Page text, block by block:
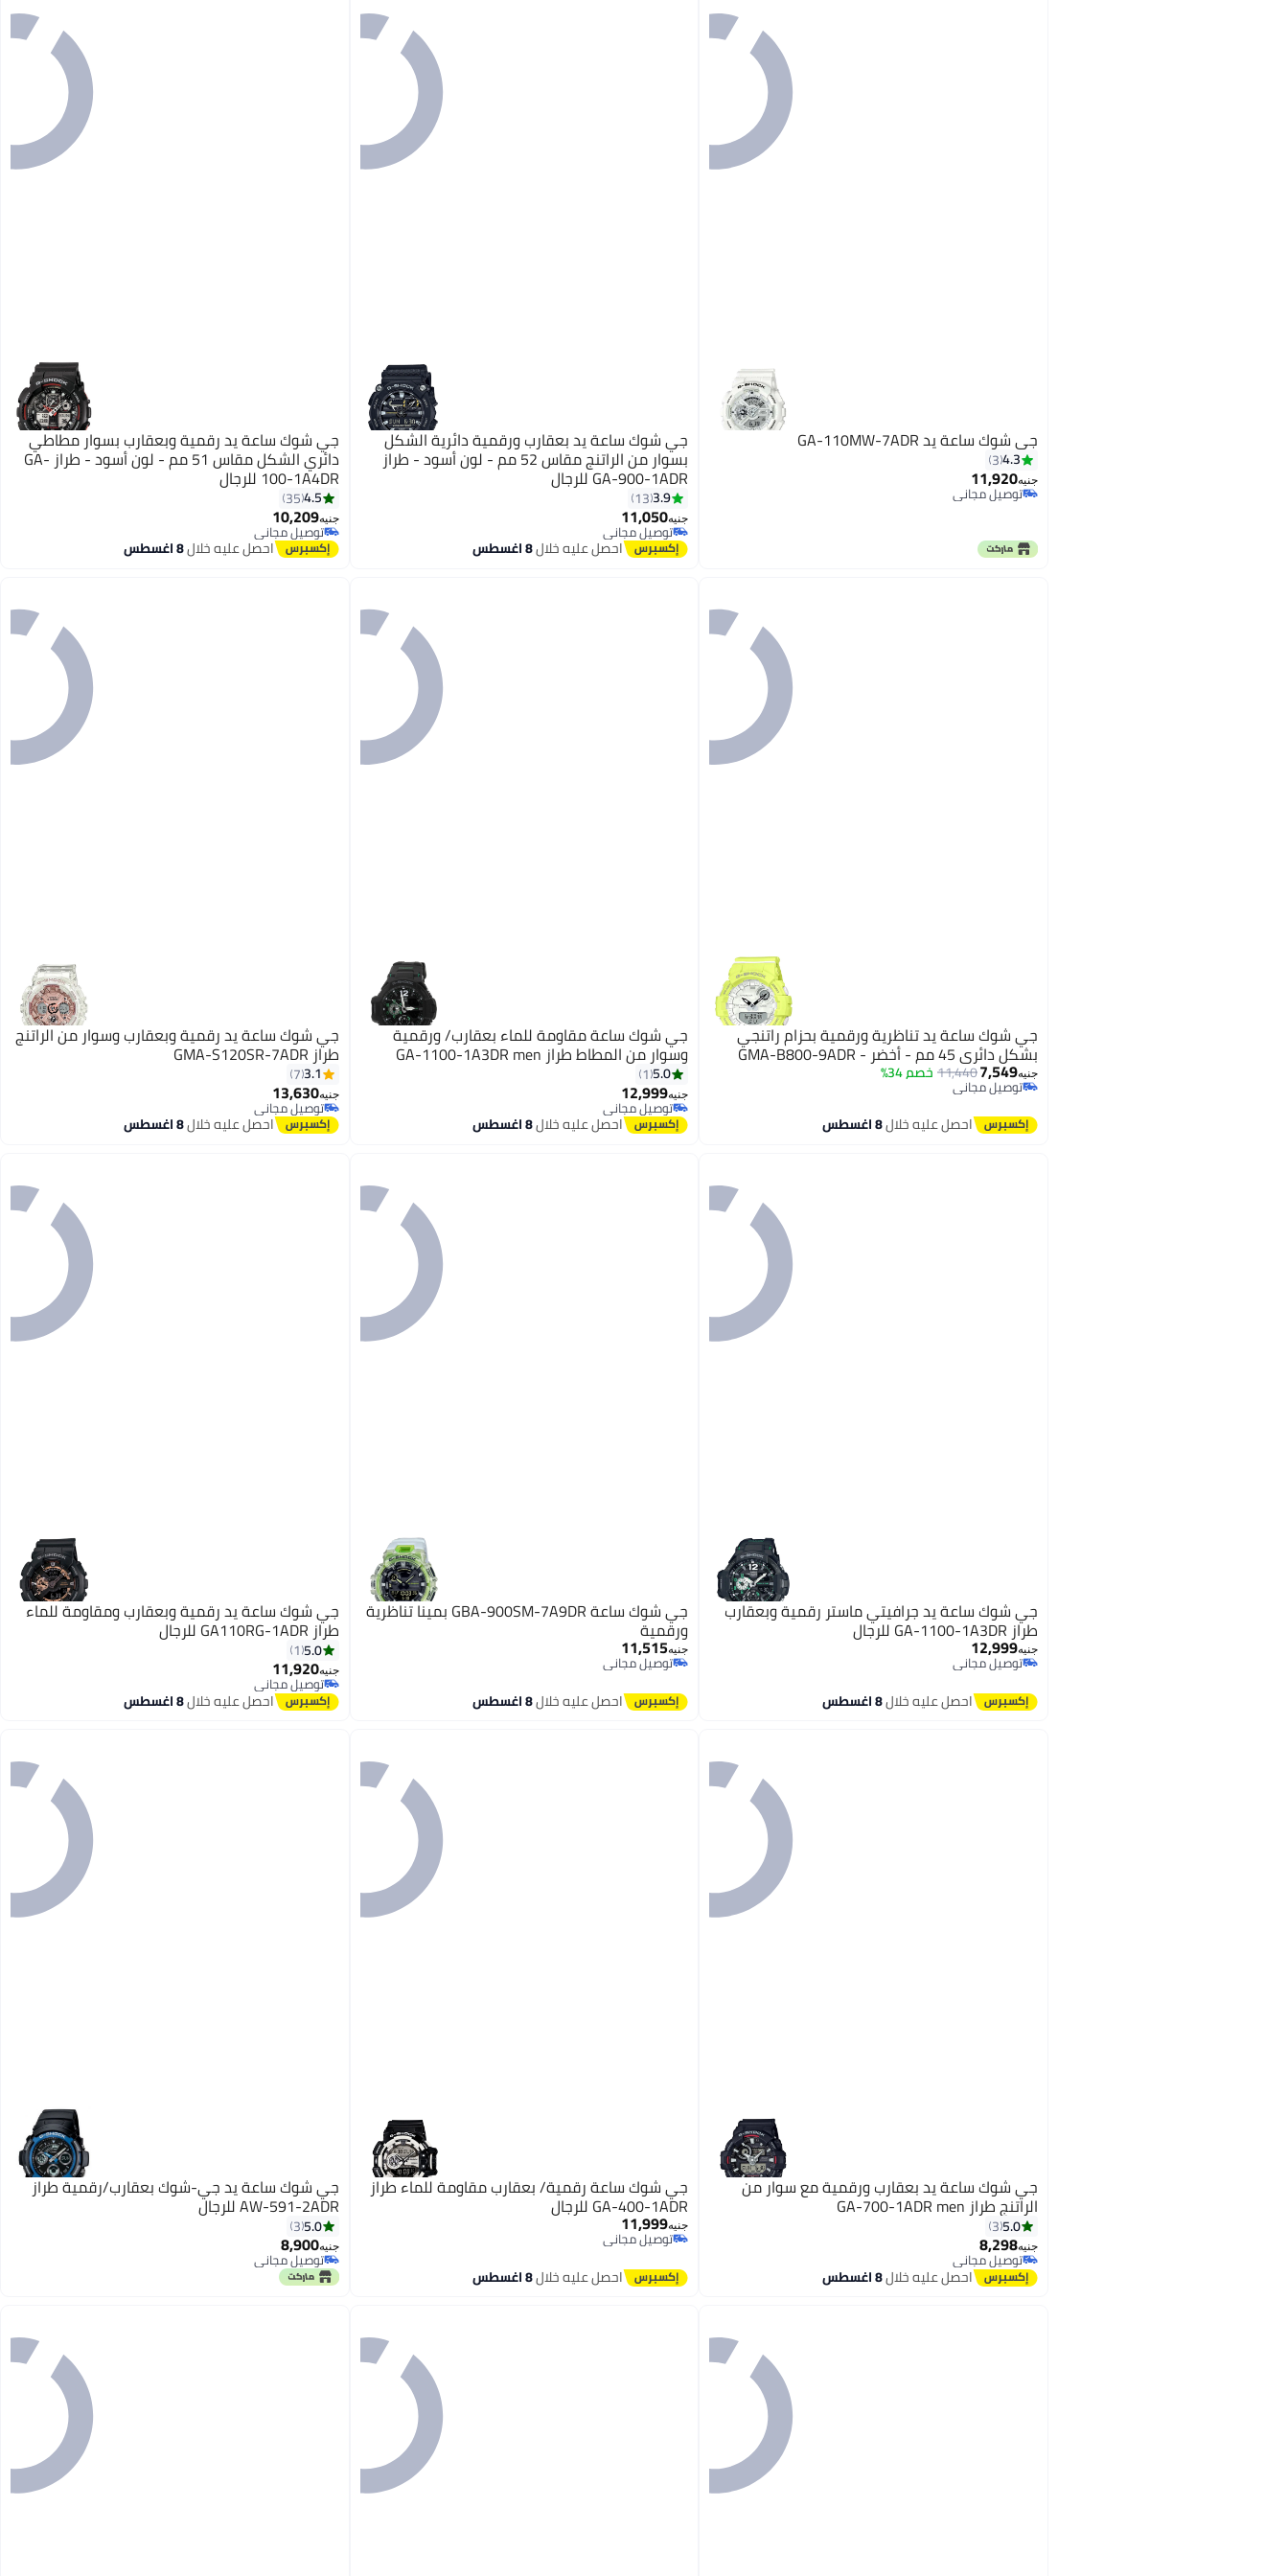
جي شوك ساعة يد GA-110MW-7ADR
4.3
3
جنيه11,920
توصيل مجاني
توصيل مجاني
جي شوك ساعة يد بعقارب ورقمية دائرية الشكل
بسوار من الراتنج مقاس 52 مم - لون أسود - طراز
GA-900-1ADR للرجال
3.9
13
جنيه11,050
توصيل مجاني
توصيل مجانياحصل عليه خلال8 اغسطس
جي شوك ساعة يد رقمية وبعقارب بسوار مطاطي
دائري الشكل مقاس 51 مم - لون أسود - طراز GA-
100-1A4DR للرجال
4.5
35
جنيه10,209
توصيل مجاني
توصيل مجانياحصل عليه خلال8 اغسطس
جي شوك ساعة يد تناظرية ورقمية بحزام راتنجي
بشكل دائري 45 مم - أخضر - GMA-B800-9ADR
جنيه7,549
11,440خصم 34%
توصيل مجاني
توصيل مجاني
احصل عليه خلال8 اغسطس
جي شوك ساعة مقاومة للماء بعقارب/ ورقمية
وسوار من المطاط طراز GA-1100-1A3DR men
5.0
1
جنيه12,999
توصيل مجاني
توصيل مجانياحصل عليه خلال8 اغسطس
جي شوك ساعة يد رقمية وبعقارب وسوار من الراتنج
طراز GMA-S120SR-7ADR
3.1
7
جنيه13,630
توصيل مجاني
توصيل مجانياحصل عليه خلال8 اغسطس
جي شوك ساعة يد جرافيتي ماستر رقمية وبعقارب
طراز GA-1100-1A3DR للرجال
جنيه12,999
توصيل مجاني
توصيل مجاني
احصل عليه خلال8 اغسطس
جي شوك ساعة GBA-900SM-7A9DR بمينا تناظرية
ورقمية
جنيه11,515
توصيل مجاني
توصيل مجاني
احصل عليه خلال8 اغسطس
جي شوك ساعة يد رقمية وبعقارب ومقاومة للماء
طراز GA110RG-1ADR للرجال
5.0
1
جنيه11,920
توصيل مجاني
توصيل مجانياحصل عليه خلال8 اغسطس
جي شوك ساعة يد بعقارب ورقمية مع سوار من
الراتنج طراز GA-700-1ADR men
5.0
3
جنيه8,298
توصيل مجاني
توصيل مجانياحصل عليه خلال8 اغسطس
جي شوك ساعة رقمية/ بعقارب مقاومة للماء طراز
GA-400-1ADR للرجال
جنيه11,999
توصيل مجاني
احصل عليه خلال8 اغسطس
جي شوك ساعة يد جي-شوك بعقارب/رقمية طراز
AW-591-2ADR للرجال
5.0
3
جنيه8,900
توصيل مجاني
توصيل مجاني